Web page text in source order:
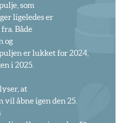
som
ligeledes er
Både
og
er lukket for 2024,
i 2025.
at
åbne igen den 25.